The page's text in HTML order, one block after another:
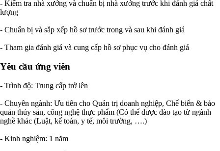
- Kiểm tra nhà xưởng và chuẩn bị nhà xưởng trước khi đánh giá chất
lượng
- Chuẩn bị và sắp xếp hồ sơ trước trong và sau khi đánh giá
- Tham gia đánh giá và cung cấp hồ sơ phục vụ cho đánh giá
Yêu cầu ứng viên
- Trình độ: Trung cấp trở lên
- Chuyên ngành: Ưu tiên cho Quản trị doanh nghiệp, Chế biến & bảo
quản thủy sản, công nghệ thực phẩm (Có thể được đào tạo từ ngành
nghề khác (Luật, kế toán, y tế, môi trường, ….)
- Kinh nghiệm: 1 năm